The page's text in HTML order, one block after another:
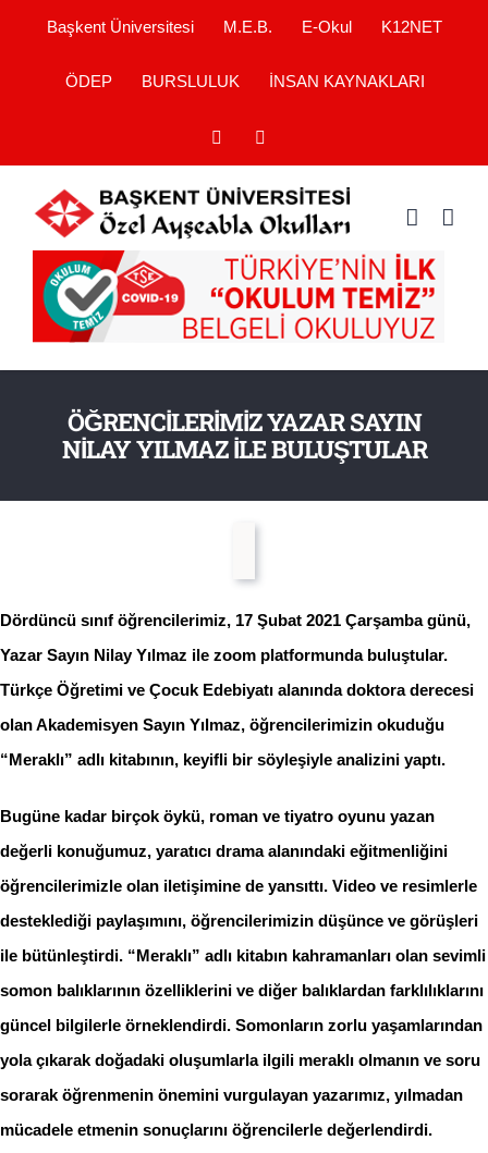
Başkent Üniversitesi M.E.B. E-Okul K12NET
ÖDEP BURSLULUK İNSAN KAYNAKLARI
YouTube
ÖĞRENCİLERİMİZ YAZAR SAYIN
NİLAY YILMAZ İLE BULUŞTULAR
Dördüncü sınıf öğrencilerimiz, 17 Şubat 2021 Çarşamba günü,
Yazar Sayın Nilay Yılmaz ile zoom platformunda buluştular.
Türkçe Öğretimi ve Çocuk Edebiyatı alanında doktora derecesi
olan Akademisyen Sayın Yılmaz, öğrencilerimizin okuduğu
“Meraklı” adlı kitabının, keyifli bir söyleşiyle analizini yaptı.
Bugüne kadar birçok öykü, roman ve tiyatro oyunu yazan
değerli konuğumuz, yaratıcı drama alanındaki eğitmenliğini
öğrencilerimizle olan iletişimine de yansıttı. Video ve resimlerle
desteklediği paylaşımını, öğrencilerimizin düşünce ve görüşleri
ile bütünleştirdi. “Meraklı” adlı kitabın kahramanları olan sevimli
somon balıklarının özelliklerini ve diğer balıklardan farklılıklarını
güncel bilgilerle örneklendirdi. Somonların zorlu yaşamlarından
yola çıkarak doğadaki oluşumlarla ilgili meraklı olmanın ve soru
sorarak öğrenmenin önemini vurgulayan yazarımız, yılmadan
mücadele etmenin sonuçlarını öğrencilerle değerlendirdi.